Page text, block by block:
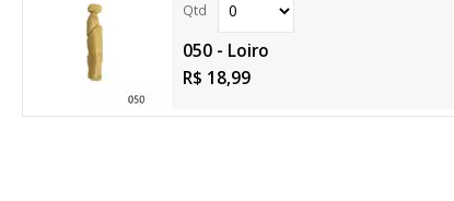
050 - Loiro
R$ 18,99